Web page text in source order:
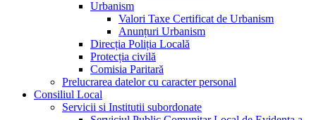
Urbanism
Valori Taxe Certificat de Urbanism
Anunțuri Urbanism
Direcția Poliția Locală
Protecția civilă
Comisia Paritară
Prelucrarea datelor cu caracter personal
Consiliul Local
Servicii si Institutii subordonate